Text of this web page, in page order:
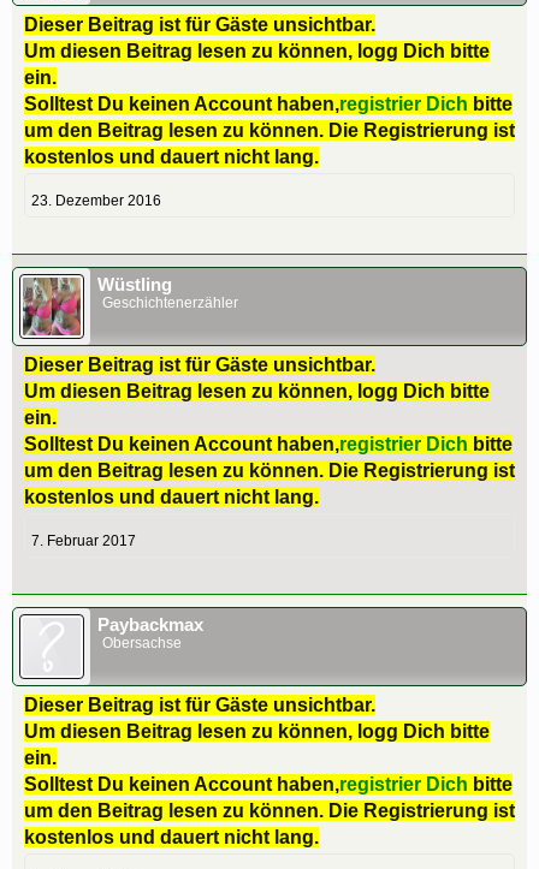
Dieser Beitrag ist für Gäste unsichtbar.
Um diesen Beitrag lesen zu können, logg Dich bitte
ein.
Solltest Du keinen Account haben,registrier Dich bitte
um den Beitrag lesen zu können. Die Registrierung ist
kostenlos und dauert nicht lang.
23. Dezember 2016
Wüstling
Geschichtenerzähler
Dieser Beitrag ist für Gäste unsichtbar.
Um diesen Beitrag lesen zu können, logg Dich bitte
ein.
Solltest Du keinen Account haben,registrier Dich bitte
um den Beitrag lesen zu können. Die Registrierung ist
kostenlos und dauert nicht lang.
7. Februar 2017
Paybackmax
Obersachse
Dieser Beitrag ist für Gäste unsichtbar.
Um diesen Beitrag lesen zu können, logg Dich bitte
ein.
Solltest Du keinen Account haben,registrier Dich bitte
um den Beitrag lesen zu können. Die Registrierung ist
kostenlos und dauert nicht lang.